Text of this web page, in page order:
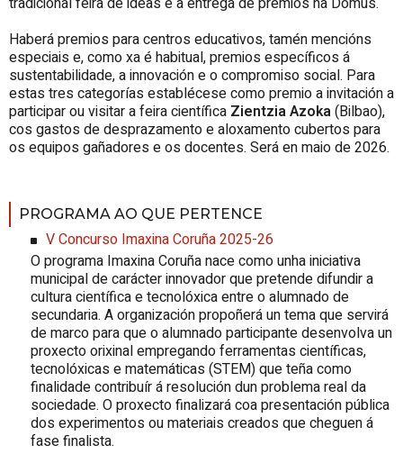
Haberá premios para centros educativos, tamén mencións
especiais e, como xa é habitual, premios específicos á
sustentabilidade, a innovación e o compromiso social. Para
estas tres categorías establécese como premio a invitación a
participar ou visitar a feira científica Zientzia Azoka(Bilbao),
cos gastos de desprazamento e aloxamento cubertos para
os equipos gañadores e os docentes. Será en maio de 2026.
PROGRAMA AO QUE PERTENCE
V Concurso Imaxina Coruña 2025-26
O programa Imaxina Coruña nace como unha iniciativa
municipal de carácter innovador que pretende difundir a
cultura científica e tecnolóxica entre o alumnado de
secundaria. A organización propoñerá un tema que servirá
de marco para que o alumnado participante desenvolva un
proxecto orixinal empregando ferramentas científicas,
tecnolóxicas e matemáticas (STEM) que teña como
finalidade contribuír á resolución dun problema real da
sociedade. O proxecto finalizará coa presentación pública
dos experimentos ou materiais creados que cheguen á
fase finalista.